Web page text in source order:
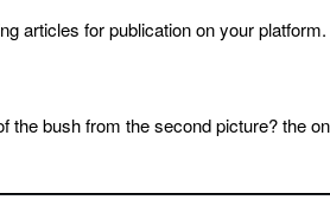
articles for publication on your
the bush from the second picture? the